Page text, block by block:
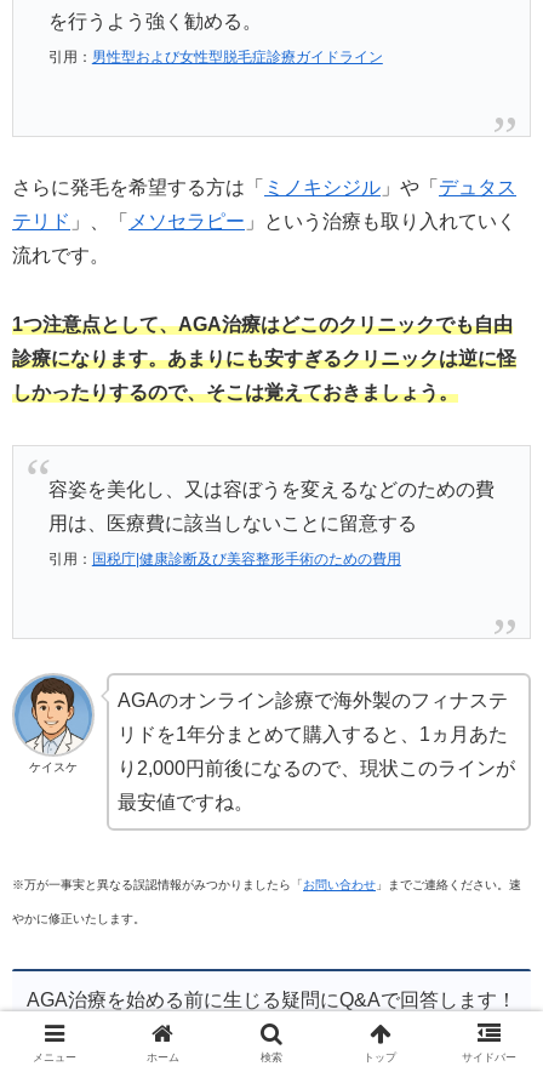
を行うよう強く勧める。
引用： 男性型および女性型脱毛症診療ガイドライン
さらに発毛を希望する方は「 ミノキシジル 」や「 デュタス
テリド 」、「 メソセラピー 」という治療も取り入れていく
流れです。
1つ注意点として、AGA治療はどこのクリニックでも自由
診療になります。あまりにも安すぎるクリニックは逆に怪
しかったりするので、そこは覚えておきましょう。
容姿を美化し、又は容ぼうを変えるなどのための費
用は、医療費に該当しないことに留意する
引用： 国税庁|健康診断及び美容整形手術のための費用
ケイスケ
AGAのオンライン診療で海外製のフィナステ
リドを1年分まとめて購入すると、1ヵ月あた
り2,000円前後になるので、現状このラインが
最安値ですね。
※万が一事実と異なる誤認情報がみつかりましたら「お問い合わせ 」までご連絡ください。速
やかに修正いたします。
AGA治療を始める前に生じる疑問にQ&Aで回答します！
メニュー ホーム 検索 トップ サイドバー